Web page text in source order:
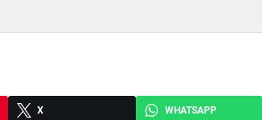
X WHATSAPP